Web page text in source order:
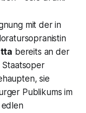
mit der in
bereits an der
sie
Publikums im